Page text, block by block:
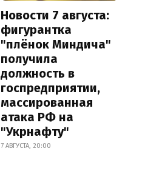
Новости 7 августа:
фигурантка
"плёнок Миндича"
получила
должность в
госпредприятии,
массированная
атака РФ на
"Укрнафту"
7 АВГУСТА, 20:00